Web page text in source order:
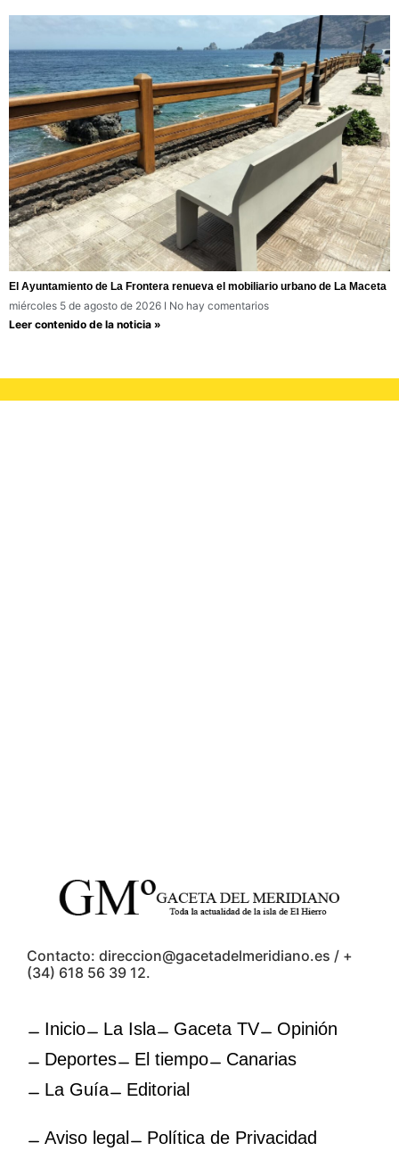
El Ayuntamiento de La Frontera renueva el mobiliario urbano de La Maceta
miércoles 5 de agosto de 2026
No hay comentarios
Leer contenido de la noticia »
Contacto: direccion@gacetadelmeridiano.es / +
(34) 618 56 39 12.
Inicio La Isla Gaceta TV
Opinión
Deportes
El tiempo
Canarias
La Guía
Editorial
Aviso legal
Política de Privacidad